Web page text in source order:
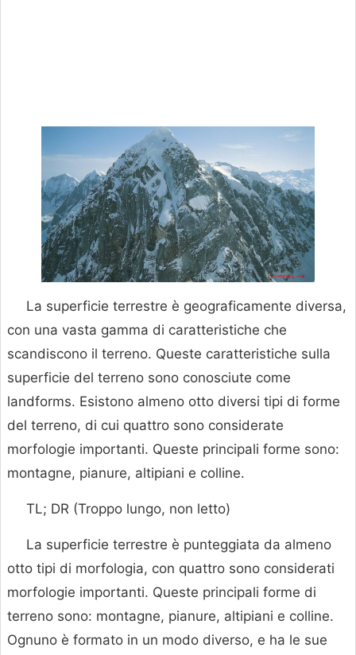
La superficie terrestre è geograficamente diversa,
con una vasta gamma di caratteristiche che
scandiscono il terreno. Queste caratteristiche sulla
superficie del terreno sono conosciute come
landforms. Esistono almeno otto diversi tipi di forme
del terreno, di cui quattro sono considerate
morfologie importanti. Queste principali forme sono:
montagne, pianure, altipiani e colline.
TL; DR (Troppo lungo, non letto)
La superficie terrestre è punteggiata da almeno
otto tipi di morfologia, con quattro sono considerati
morfologie importanti. Queste principali forme di
terreno sono: montagne, pianure, altipiani e colline.
Ognuno è formato in un modo diverso, e ha le sue